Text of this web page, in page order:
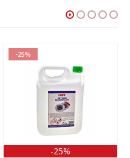
-25%
-25%